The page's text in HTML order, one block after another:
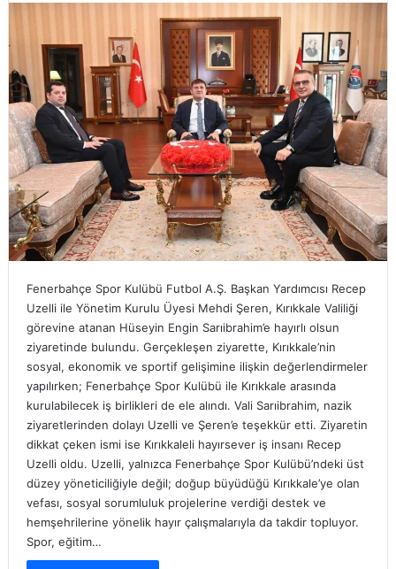
Fenerbahçe Spor Kulübü Futbol A.Ş. Başkan Yardımcısı Recep
Uzelli ile Yönetim Kurulu Üyesi Mehdi Şeren, Kırıkkale Valiliği
görevine atanan Hüseyin Engin Sarıibrahim’e hayırlı olsun
ziyaretinde bulundu. Gerçekleşen ziyarette, Kırıkkale’nin
sosyal, ekonomik ve sportif gelişimine ilişkin değerlendirmeler
yapılırken; Fenerbahçe Spor Kulübü ile Kırıkkale arasında
kurulabilecek iş birlikleri de ele alındı. Vali Sarıibrahim, nazik
ziyaretlerinden dolayı Uzelli ve Şeren’e teşekkür etti. Ziyaretin
dikkat çeken ismi ise Kırıkkaleli hayırsever iş insanı Recep
Uzelli oldu. Uzelli, yalnızca Fenerbahçe Spor Kulübü’ndeki üst
düzey yöneticiliğiyle değil; doğup büyüdüğü Kırıkkale’ye olan
vefası, sosyal sorumluluk projelerine verdiği destek ve
hemşehrilerine yönelik hayır çalışmalarıyla da takdir topluyor.
Spor, eğitim…